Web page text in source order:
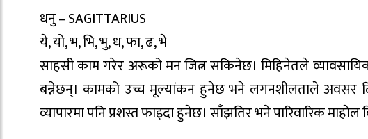
धनु – SAGITTARIUS
ये, यो, भ, भि, भु, ध, फा, ढ, भे
साहसी काम गरेर अरूको मन जित्न सकिनेछ। मिहिनेतले
बन्नेछन्। कामको उच्च मूल्यांकन हुनेछ भने लगनशीलताले अवसर
व्यापारमा पनि प्रशस्त फाइदा हुनेछ। साँझतिर भने पारिवारिक